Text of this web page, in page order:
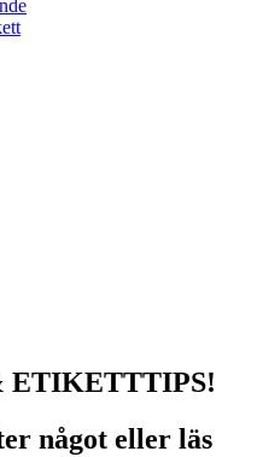
ETIKETTTIPS!
något eller läs